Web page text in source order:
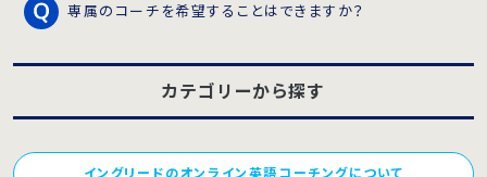
専属のコーチを希望することはできますか？
カテゴリーから探す
イングリードのオンライン英語コーチングについて